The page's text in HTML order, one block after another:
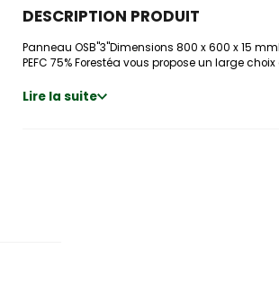
DESCRIPTION PRODUIT
Panneau OSB"3"Dimensions 800 x 600 x 15
PEFC 75% Forestéa vous propose un large
Lire la suite